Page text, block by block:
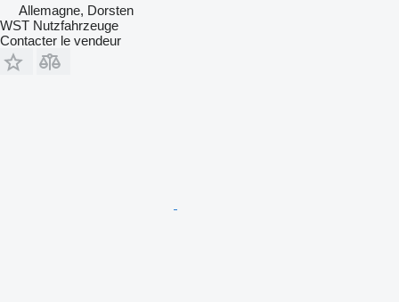
Allemagne, Dorsten
WST Nutzfahrzeuge
Contacter le vendeur